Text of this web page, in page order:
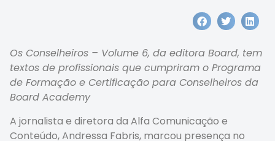
Os Conselheiros – Volume 6, da editora Board, tem
textos de profissionais que cumpriram o Programa
de Formação e Certificação para Conselheiros da
Board Academy
A jornalista e diretora da Alfa Comunicação e
Conteúdo, Andressa Fabris, marcou presença no